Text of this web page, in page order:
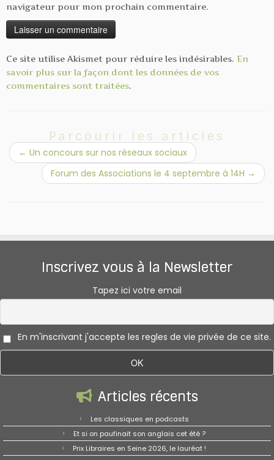
navigateur pour mon prochain commentaire.
Ce site utilise Akismet pour réduire les indésirables. En
savoir plus sur la façon dont les données de vos
commentaires sont traitées.
Parcourir les articles
← Un concours sur nos réseaux sociaux
Forum des Associations le 4 septembre à 14H →
Inscrivez vous à la Newsletter
Tapez ici votre email
En m'inscrivant j'accepte les regles de vie privée de ce site.
Articles récents
Les classiques en podcasts
Et si on paufinait son anglais cet été ?
Prix Libraires en Seine 2026, le lauréat !